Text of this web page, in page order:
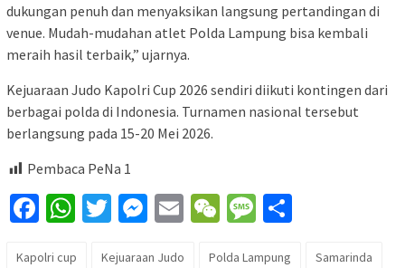
dukungan penuh dan menyaksikan langsung pertandingan di
venue. Mudah-mudahan atlet Polda Lampung bisa kembali
meraih hasil terbaik,” ujarnya.
Kejuaraan Judo Kapolri Cup 2026 sendiri diikuti kontingen dari
berbagai polda di Indonesia. Turnamen nasional tersebut
berlangsung pada 15-20 Mei 2026.
Pembaca PeNa 1
Facebook
WhatsApp
Twitter
Messenger
EmailWeChatMessage
Kapolri cup Kejuaraan Judo Polda Lampung Samarinda